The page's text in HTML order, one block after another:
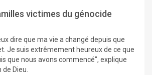
victimes du génocide
dire que ma vie a changé depuis que
Je suis extrêmement heureux de ce que
que nous avons commencé", explique
de Dieu.